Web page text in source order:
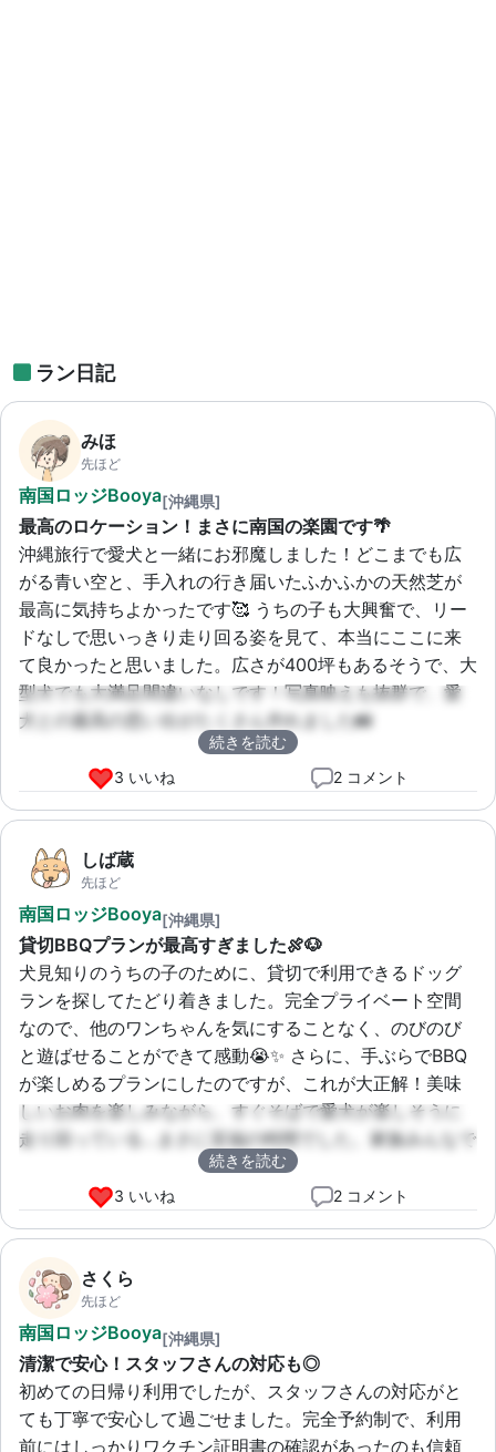
ラン日記
みほ
先ほど
南国ロッジBooya[沖縄県]
最高のロケーション！まさに南国の楽園です🌴
沖縄旅行で愛犬と一緒にお邪魔しました！どこまでも広
がる青い空と、手入れの行き届いたふかふかの天然芝が
最高に気持ちよかったです🥰 うちの子も大興奮で、リー
ドなしで思いっきり走り回る姿を見て、本当にここに来
て良かったと思いました。広さが400坪もあるそうで、大
型犬でも大満足間違いなしです！写真映えも抜群で、愛
犬との最高の思い出がたくさん作れました📸
続きを読む
3 いいね
2 コメント
しば蔵
先ほど
南国ロッジBooya[沖縄県]
貸切BBQプランが最高すぎました🍖🐶
犬見知りのうちの子のために、貸切で利用できるドッグ
ランを探してたどり着きました。完全プライベート空間
なので、他のワンちゃんを気にすることなく、のびのび
と遊ばせることができて感動😭✨ さらに、手ぶらでBBQ
が楽しめるプランにしたのですが、これが大正解！美味
しいお肉を楽しみながら、すぐそばで愛犬が楽しそうに
走り回っている…まさに至福の時間でした。家族みんなで
楽しめる最高の休日になりました！
続きを読む
3 いいね
2 コメント
さくら
先ほど
南国ロッジBooya[沖縄県]
清潔で安心！スタッフさんの対応も◎
初めての日帰り利用でしたが、スタッフさんの対応がと
ても丁寧で安心して過ごせました。完全予約制で、利用
前にはしっかりワクチン証明書の確認があったのも信頼